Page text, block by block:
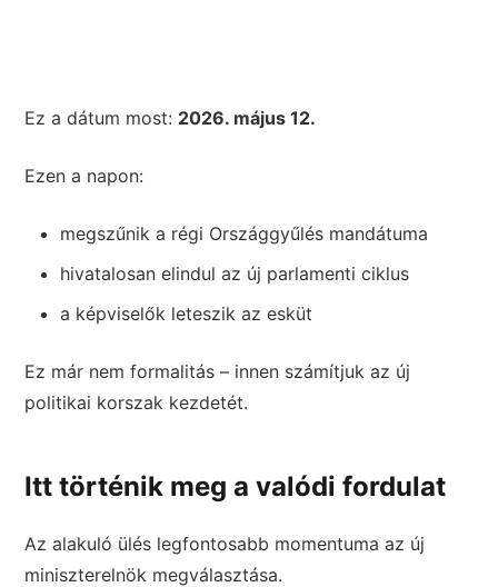
Ez a dátum most: 2026. május 12.
Ezen a napon:
megszűnik a régi Országgyűlés mandátuma
hivatalosan elindul az új parlamenti ciklus
a képviselők leteszik az esküt
Ez már nem formalitás – innen számítjuk az új
politikai korszak kezdetét.
Itt történik meg a valódi fordulat
Az alakuló ülés legfontosabb momentuma az új
miniszterelnök megválasztása.